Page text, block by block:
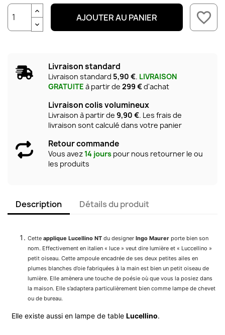
AJOUTER AU PANIER favorite_border
Livraison standard
Livraison standard 5,90 €. LIVRAISON
GRATUITE à partir de 299 €d'achat
Livraison colis volumineux
Livraison à partir de 9,90 €. Les frais de
livraison sont calculé dans votre panier
Retour commande
Vous avez14 jours pour nous retourner le ou
les produits
Description Détails du produit
Cette applique Lucellino NT du designer Ingo Maurer porte bien son
nom. Effectivement en italien « luce » veut dire lumière et « Luccellino »
petit oiseau. Cette ampoule encadrée de ses deux petites ailes en
plumes blanches d’oie fabriquées à la main est bien un petit oiseau de
lumière. Elle amènera une touche de poésie où que vous la posiez dans
la maison. Elle s’adaptera particulièrement bien comme lampe de chevet
ou de bureau.
Elle existe aussi en lampe de table Lucellino.